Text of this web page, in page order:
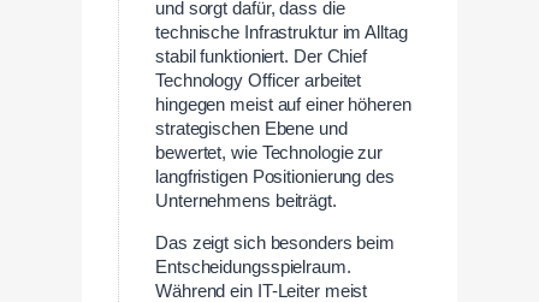
und sorgt dafür, dass die
technische Infrastruktur im Alltag
stabil funktioniert. Der Chief
Technology Officer arbeitet
hingegen meist auf einer höheren
strategischen Ebene und
bewertet, wie Technologie zur
langfristigen Positionierung des
Unternehmens beiträgt.
Das zeigt sich besonders beim
Entscheidungsspielraum.
Während ein IT-Leiter meist